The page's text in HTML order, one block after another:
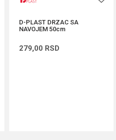
D-PLAST DRZAC SA
NAVOJEM 50cm
279,00 RSD